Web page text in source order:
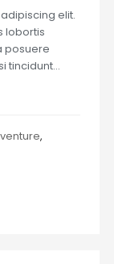
elit.
lobortis
posuere
tincidunt…
,